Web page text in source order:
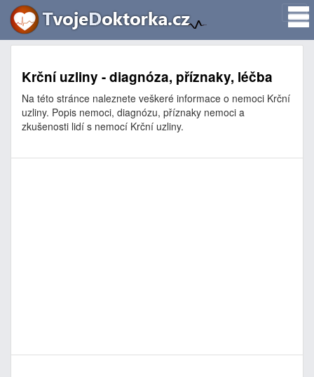
Krční uzliny - diagnóza, příznaky, léčba
Na této stránce naleznete veškeré informace o nemoci Krční
uzliny. Popis nemoci, diagnózu, příznaky nemoci a
zkušenosti lidí s nemocí Krční uzliny.